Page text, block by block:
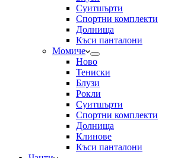
Суитшърти
Спортни комплекти
Долнища
Къси панталони
Момиче
Ново
Тениски
Блузи
Рокли
Суитшърти
Спортни комплекти
Долнища
Клинове
Къси панталони